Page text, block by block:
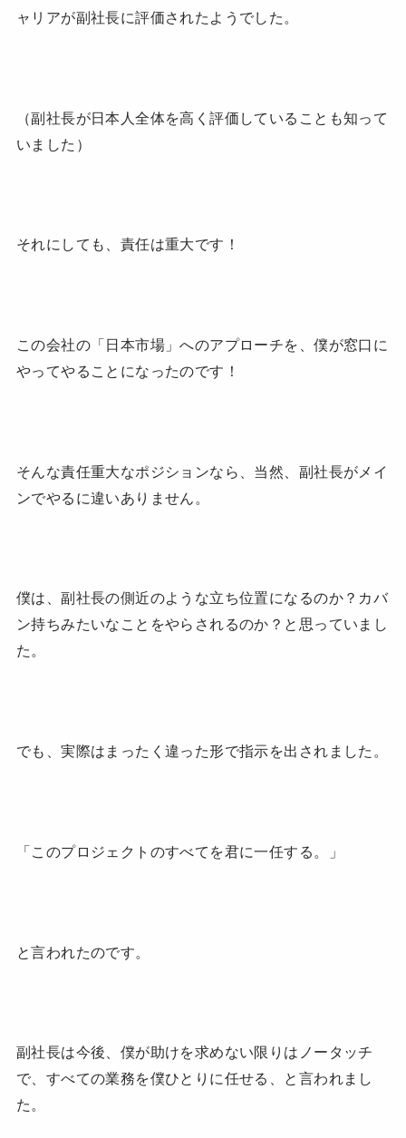
ャリアが副社長に評価されたようでした。
（副社長が日本人全体を高く評価していることも知って
いました）
それにしても、責任は重大です！
この会社の「日本市場」へのアプローチを、僕が窓口に
やってやることになったのです！
そんな責任重大なポジションなら、当然、副社長がメイ
ンでやるに違いありません。
僕は、副社長の側近のような立ち位置になるのか？カバ
ン持ちみたいなことをやらされるのか？と思っていまし
た。
でも、実際はまったく違った形で指示を出されました。
「このプロジェクトのすべてを君に一任する。」
と言われたのです。
副社長は今後、僕が助けを求めない限りはノータッチ
で、すべての業務を僕ひとりに任せる、と言われまし
た。